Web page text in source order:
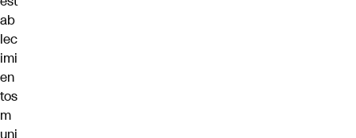
ab
lec
imi
en
tos
m